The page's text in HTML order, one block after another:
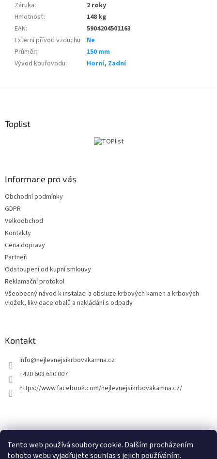
Tento web používá soubory cookie. Dalším procházením
tohoto webu vyjadřujete souhlas s jejich používáním.
Záruka:
2 roky
Hmotnosť:
148 kg
EAN:
5904204501163
Externí přívod vzduchu: Ne
Průměr:
150 mm
Vývod kouřovodu: Horní, Zadní
Toplist
Informace pro vás
Obchodní podmínky
GDPR
Velkoobchod
Kontakty
Cena dopravy
Partneři
Odstoupení od kupní smlouvy
Reklamační protokol
Všeobecný návod k instalaci a obsluze krbových kamen a krbových
vložek, likvidace obalů a nakládání s odpady
Kontakt
info@nejlevnejsikrbovakamna.cz
+420 608 610 007
https://www.facebook.com/nejlevnejsikrbovakamna.cz/